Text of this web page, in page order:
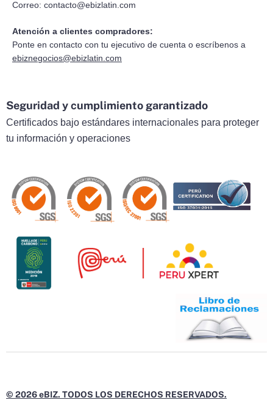
Correo: contacto@ebizlatin.com
Atención a clientes compradores:
Ponte en contacto con tu ejecutivo de cuenta o escríbenos a
ebiznegocios@ebizlatin.com
Seguridad y cumplimiento garantizado
Certificados bajo estándares internacionales para proteger
tu información y operaciones
© 2026 eBIZ. TODOS LOS DERECHOS RESERVADOS.